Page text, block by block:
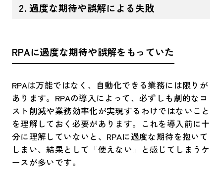
2. 過度な期待や誤解による失敗
RPAに過度な期待や誤解をもっていた​
RPAは万能ではなく、自動化できる業務には限りが
あります。RPAの導入によって、必ずしも劇的なコ
スト削減や業務効率化が実現するわけではないこと
を理解しておく必要があります。これを導入前に十
分に理解していないと、RPAに過度な期待を抱いて
しまい、結果として「使えない」と感じてしまうケ
ースが多いです。